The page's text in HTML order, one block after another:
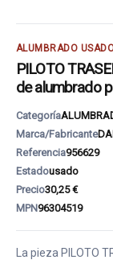
ALUMBRADO
PILOTO
de alumbrado
Categoría
Marca/Fabricante
Referencia956629
Estadousado
Precio30,25 €
MPN96304519
La pieza PILOTO